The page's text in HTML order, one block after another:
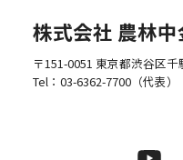
株式会社 農林
〒151-0051 東京都渋谷区
Tel： 03-6362-7700（代表）